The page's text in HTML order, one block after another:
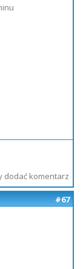
dodać komentarz
#67